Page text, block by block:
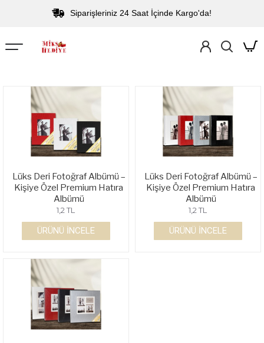
Siparişleriniz 24 Saat İçinde Kargo'da!
Lüks Deri Fotoğraf Albümü –
Kişiye Özel Premium Hatıra
Albümü
1,2 TL
ÜRÜNÜ İNCELE
Lüks Deri Fotoğraf Albümü –
Kişiye Özel Premium Hatıra
Albümü
1,2 TL
ÜRÜNÜ İNCELE